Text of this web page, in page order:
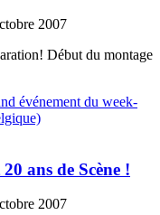
2007
Début du montage
événement du week-
ans de Scène !
2007